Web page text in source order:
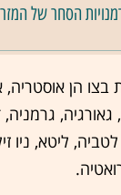
הסחר של
בצו הן אוסטריה,
גאורגיה,
לטביה, ליטא, ניו